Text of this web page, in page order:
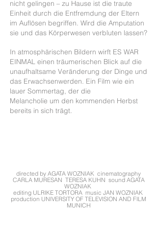
nicht gelingen – zu Hause ist die traute
Einheit durch die Entfremdung der Eltern
im Auflösen begriffen. Wird die Amputation
sie und das Körperwesen verbluten lassen?
In atmosphärischen Bildern wirft ES WAR
EINMAL einen träumerischen Blick auf die
unaufhaltsame Veränderung der Dinge und
das Erwachsenwerden. Ein Film wie ein
lauer Sommertag, der die
Melancholie um den kommenden Herbst
bereits in sich trägt.
directed by AGATA WOZNIAK cinematography
CARLA MURESAN TERESA KUHN sound AGATA
WOZNIAK
editing ULRIKE TORTORA music JAN WOZNIAK
production UNIVERSITY OF TELEVISION AND FILM
MUNICH